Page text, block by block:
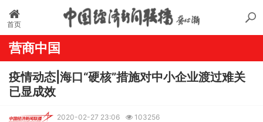
首页
营商中国
疫情动态|海口“硬核”措施对中小企业渡过难关
已显成效
2020-02-27 23:06 103256